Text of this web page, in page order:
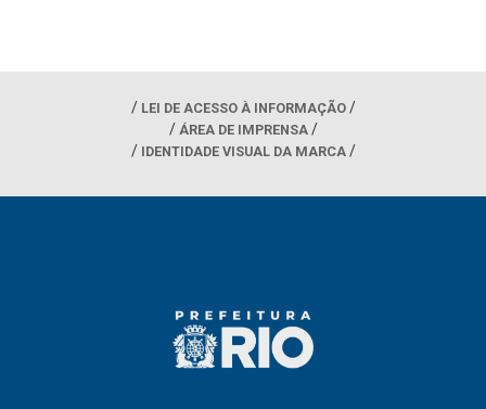
LEI DE ACESSO À INFORMAÇÃO
ÁREA DE IMPRENSA
IDENTIDADE VISUAL DA MARCA